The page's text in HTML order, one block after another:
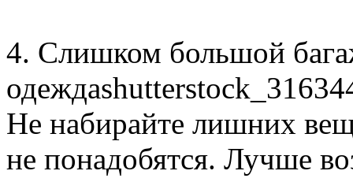
4. Слишком большой
Не набирайте лишних
не понадобятся. Лучше